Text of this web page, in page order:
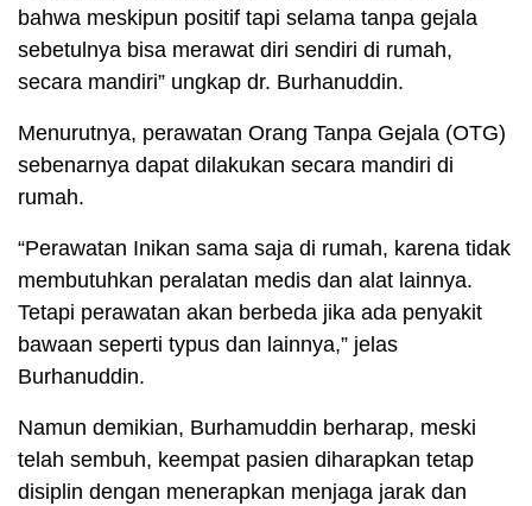
bahwa meskipun positif tapi selama tanpa gejala
sebetulnya bisa merawat diri sendiri di rumah,
secara mandiri” ungkap dr. Burhanuddin.
Menurutnya, perawatan Orang Tanpa Gejala (OTG)
sebenarnya dapat dilakukan secara mandiri di
rumah.
“Perawatan Inikan sama saja di rumah, karena tidak
membutuhkan peralatan medis dan alat lainnya.
Tetapi perawatan akan berbeda jika ada penyakit
bawaan seperti typus dan lainnya,” jelas
Burhanuddin.
Namun demikian, Burhamuddin berharap, meski
telah sembuh, keempat pasien diharapkan tetap
disiplin dengan menerapkan menjaga jarak dan